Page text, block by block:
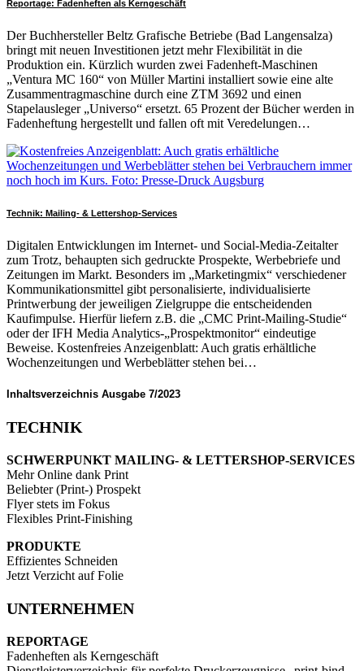
Reportage: Fadenheften als Kerngeschäft
Der Buchhersteller Beltz Grafische Betriebe (Bad Langensalza)
bringt mit neuen Investitionen jetzt mehr Flexibilität in die
Produktion ein. Kürzlich wurden zwei Fadenheft-Maschinen
„Ventura MC 160“ von Müller Martini installiert sowie eine alte
Zusammentragmaschine durch eine ZTM 3692 und einen
Stapelausleger „Universo“ ersetzt. 65 Prozent der Bücher werden in
Fadenheftung hergestellt und fallen oft mit Veredelungen…
Technik: Mailing- & Lettershop-Services
Digitalen Entwicklungen im Internet- und Social-Media-Zeitalter
zum Trotz, behaupten sich gedruckte Prospekte, Werbebriefe und
Zeitungen im Markt. Besonders im „Marketingmix“ verschiedener
Kommunikationsmittel gibt personalisierte, individualisierte
Printwerbung der jeweiligen Zielgruppe die entscheidenden
Kaufimpulse. Hierfür liefern z.B. die „CMC Print-Mailing-Studie“
oder der IFH Media Analytics-„Prospektmonitor“ eindeutige
Beweise. Kostenfreies Anzeigenblatt: Auch gratis erhältliche
Wochenzeitungen und Werbeblätter stehen bei…
Inhaltsverzeichnis Ausgabe 7/2023
TECHNIK
SCHWERPUNKT MAILING- & LETTERSHOP-SERVICES
Mehr Online dank Print
Beliebter (Print-) Prospekt
Flyer stets im Fokus
Flexibles Print-Finishing
PRODUKTE
Effizientes Schneiden
Jetzt Verzicht auf Folie
UNTERNEHMEN
REPORTAGE
Fadenheften als Kerngeschäft